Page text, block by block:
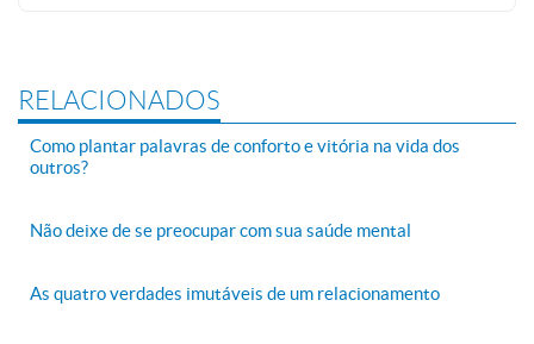
RELACIONADOS
Como plantar palavras de conforto e vitória na vida dos
outros?
Não deixe de se preocupar com sua saúde mental
As quatro verdades imutáveis de um relacionamento